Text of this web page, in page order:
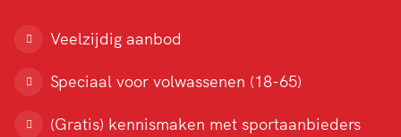
Veelzijdig aanbod
Speciaal voor volwassenen (18-65)
(Gratis) kennismaken met sportaanbieders